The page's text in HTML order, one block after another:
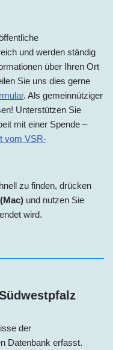
und werden ständig
über Ihren Ort
Sie uns dies gerne
. Als gemeinnütziger
Unterstützen Sie
mit einer Spende –
vom VSR-
zu finden, drücken
und nutzen Sie
wird.
der
Datenbank erfasst.